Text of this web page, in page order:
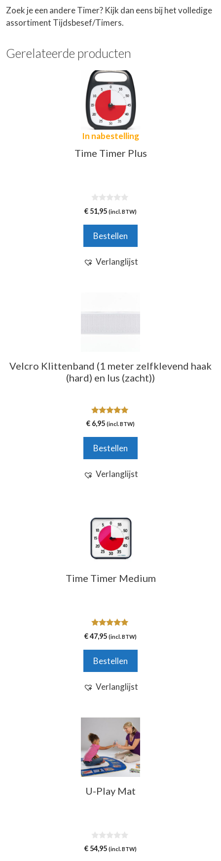
Zoek je een andere Timer? Kijk dan eens bij het volledige
assortiment Tijdsbesef/Timers.
Gerelateerde producten
In nabestelling
Time Timer Plus
0
v
5
€ 51,95 (incl. BTW)
Bestellen
Verlanglijst
Velcro Klittenband (1 meter zelfklevend haak
(hard) en lus (zacht))
5.00
van 5
€ 6,95 (incl. BTW)
Bestellen
Verlanglijst
Time Timer Medium
5.00
van 5
€47,95 (incl. BTW)
Bestellen
Verlanglijst
U-Play Mat
0
v
€ 54,95 (incl. BTW)